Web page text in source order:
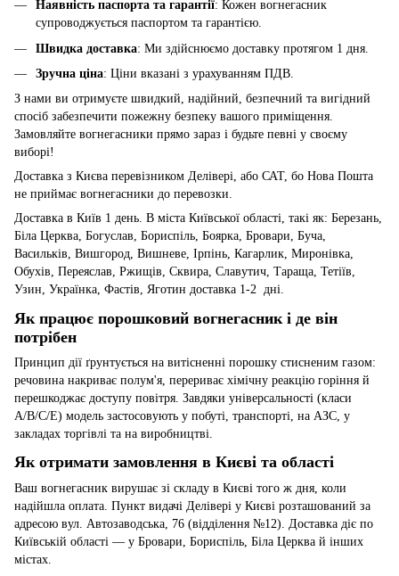
Наявність паспорта та гарантії: Кожен вогнегасник
супроводжується паспортом та гарантією.
Швидка доставка: Ми здійснюємо доставку протягом 1 дня.
Зручна ціна: Ціни вказані з урахуванням ПДВ.
З нами ви отримуєте швидкий, надійний, безпечний та вигідний
спосіб забезпечити пожежну безпеку вашого приміщення.
Замовляйте вогнегасники прямо зараз і будьте певні у своєму
виборі!
Доставка з Києва перевізником Делівері, або САТ, бо Нова Пошта
не приймає вогнегасники до перевозки.
Доставка в Київ 1 день. В міста Київської області, такі як: Березань,
Біла Церква, Богуслав, Бориспіль, Боярка, Бровари, Буча,
Васильків, Вишгород, Вишневе, Ірпінь, Кагарлик, Миронівка,
Обухів, Переяслав, Ржищів, Сквира, Славутич, Тараща, Тетіїв,
Узин, Українка, Фастів, Яготин доставка 1-2 дні.
Як працює порошковий вогнегасник і де він
потрібен
Принцип дії ґрунтується на витісненні порошку стисненим газом:
речовина накриває полум'я, перериває хімічну реакцію горіння й
перешкоджає доступу повітря. Завдяки універсальності (класи
A/B/C/E) модель застосовують у побуті, транспорті, на АЗС, у
закладах торгівлі та на виробництві.
Як отримати замовлення в Києві та області
Ваш вогнегасник вирушає зі складу в Києві того ж дня, коли
надійшла оплата. Пункт видачі Делівері у Києві розташований за
адресою вул. Автозаводська, 76 (відділення №12). Доставка діє по
Київській області — у Бровари, Бориспіль, Біла Церква й інших
містах.